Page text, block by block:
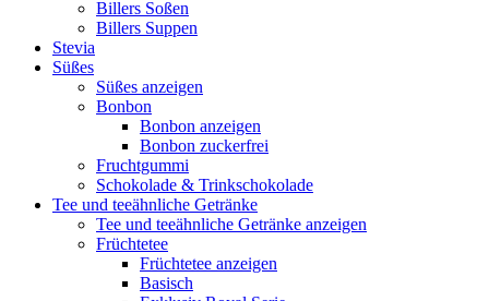
Billers Soßen
Billers Suppen
Stevia
Süßes
Süßes anzeigen
Bonbon
Bonbon anzeigen
Bonbon zuckerfrei
Fruchtgummi
Schokolade & Trinkschokolade
Tee und teeähnliche Getränke
Tee und teeähnliche Getränke anzeigen
Früchtetee
Früchtetee anzeigen
Basisch